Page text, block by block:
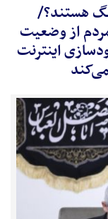
هستند؟/
از وضعیت
اینترنت